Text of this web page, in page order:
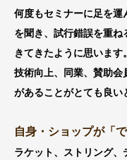
何度もセミナーに足を運
を聞き、試行錯誤を重
きてきたように思います。
技術向上、同業、賛助会
があることがとても良い
自身・ショップが「
ラケット、ストリング